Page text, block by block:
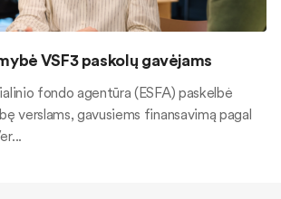
VSF3 paskolų gavėjams
fondo agentūra (ESFA) paskelbė
verslams, gavusiems finansavimą pagal